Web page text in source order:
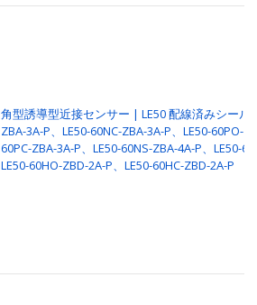
角型誘導型近接センサー | LE50 配線済みシール
ZBA-3A-P、LE50-60NC-ZBA-3A-P、LE50-60PO-
60PC-ZBA-3A-P、LE50-60NS-ZBA-4A-P、LE50-
LE50-60HO-ZBD-2A-P、LE50-60HC-ZBD-2A-P